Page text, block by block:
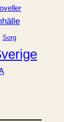
Sorg